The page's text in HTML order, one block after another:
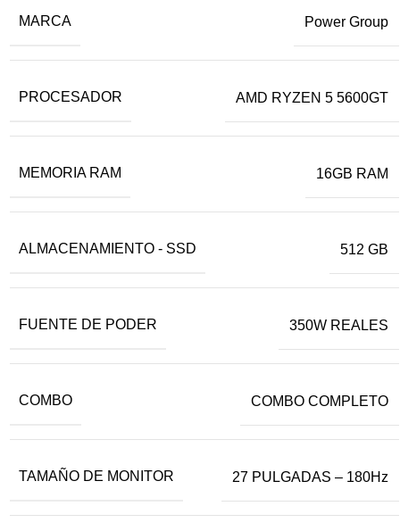
MARCA Power Group
PROCESADOR AMD RYZEN 5 5600GT
MEMORIA RAM 16GB RAM
ALMACENAMIENTO - SSD 512 GB
FUENTE DE PODER 350W REALES
COMBO COMBO COMPLETO
TAMAÑO DE MONITOR 27 PULGADAS – 180Hz